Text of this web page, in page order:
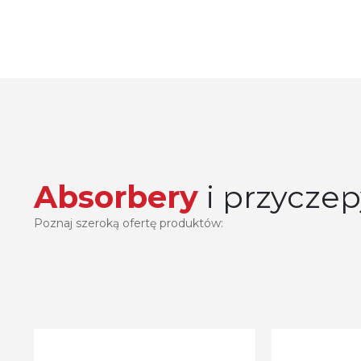
Absorbery i
Poznaj szeroką ofertę produktów: